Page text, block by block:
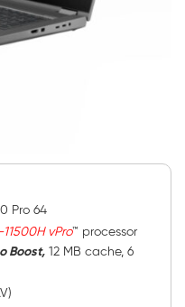
Pro 64
vPro™ processor
Boost,12 MB cache, 6